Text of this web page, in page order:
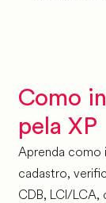
Como
pela XP
Aprenda como
cadastro,
CDB, LCI/LCA,